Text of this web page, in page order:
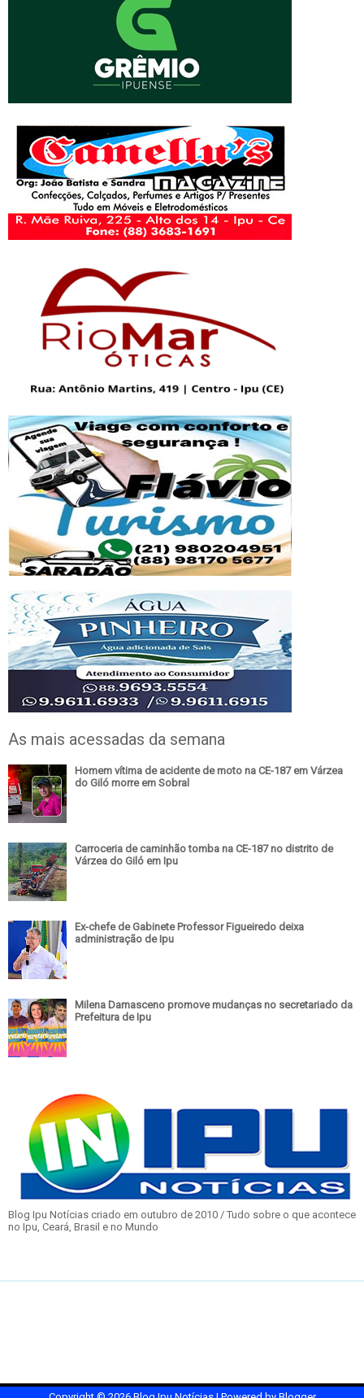
As mais acessadas da semana
Homem vítima de acidente de moto na CE-187 em Várzea
do Giló morre em Sobral
Carroceria de caminhão tomba na CE-187 no distrito de
Várzea do Giló em Ipu
Ex-chefe de Gabinete Professor Figueiredo deixa
administração de Ipu
Milena Damasceno promove mudanças no secretariado da
Prefeitura de Ipu
Blog Ipu Notícias criado em outubro de 2010 / Tudo sobre o que acontece
no Ipu, Ceará, Brasil e no Mundo